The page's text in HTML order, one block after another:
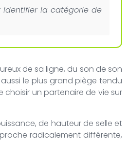
identifier la catégorie de
de sa ligne, du son de son
le plus grand piège tendu
choisir un partenaire de vie sur
de hauteur de selle et
radicalement différente,